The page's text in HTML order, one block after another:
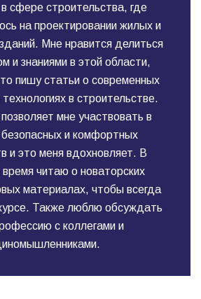
сфере строительства, где
на проектировании жилых и
Мне нравится делиться
и знаниями в этой области,
пишу статьи о современных
в строительстве.
мне участвовать в
безопасных и комфортных
и это меня вдохновляет. В
читаю о новаторских
материалах, чтобы всегда
Также люблю обсуждать
с коллегами и